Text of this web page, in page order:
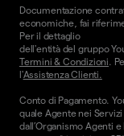
Documentazione
economiche, fai
Per il dettaglio
dell'entità del gruppo
Termini & Condizioni.
l'Assistenza Clienti.
Conto di Pagamento.
quale Agente nei
dall’Organismo Agenti